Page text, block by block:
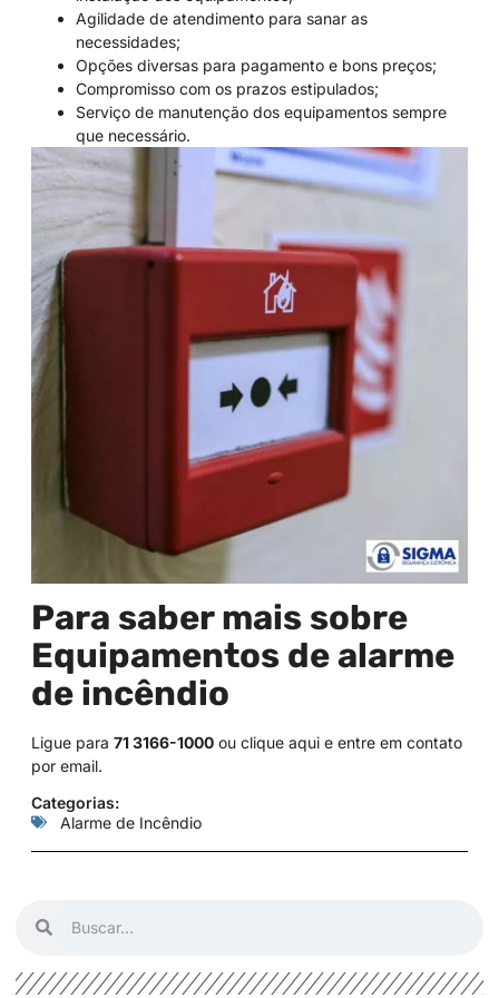
Agilidade de atendimento para sanar as
necessidades;
Opções diversas para pagamento e bons preços;
Compromisso com os prazos estipulados;
Serviço de manutenção dos equipamentos sempre
que necessário.
Para saber mais sobre
Equipamentos de alarme
de incêndio
Ligue para 71 3166-1000 ou clique aqui e entre em contato
por email.
Categorias:
Alarme de Incêndio